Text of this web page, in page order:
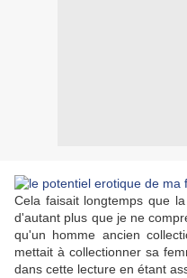
Cela faisait longtemps que
d'autant plus que je ne
qu'un homme ancien
mettait à collectionner sa
dans cette lecture en étant